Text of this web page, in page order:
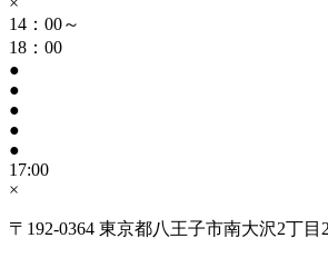
14：00～
18：00
●
●
●
●
●
17:00
×
〒192-0364 東京都八王子市南大沢2丁目